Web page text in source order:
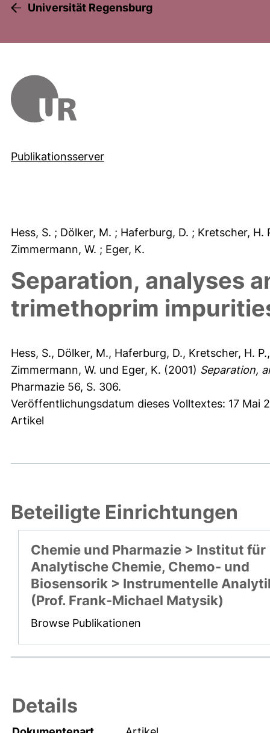
Universität Regensburg
Publikationsserver
Hess, S. ; Dölker, M. ; Haferburg, D. ; Kretscher, H.
Zimmermann, W. ; Eger, K.
Separation, analyses
trimethoprim
Hess, S., Dölker, M., Haferburg, D., Kretscher, H. P.
Zimmermann, W. und Eger, K. (2001) Separation,
Pharmazie 56, S. 306.
Veröffentlichungsdatum dieses Volltextes: 17 Mai
Artikel
Beteiligte Einrichtungen
Chemie und Pharmazie > Institut für
Analytische Chemie, Chemo- und
Biosensorik > Instrumentelle
(Prof. Frank-Michael Matysik)
Browse Publikationen
Details